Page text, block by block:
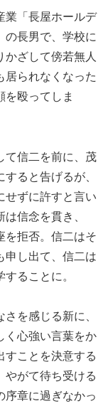
業「長屋ホールデ
の長男で、学校に
かざして傍若無人
居られなくなった
を殴ってしま
て信二を前に、茂
ると告げるが、
せずに許すと言い
信念を貫き、
を拒否。信二はそ
申し出て、信二は
ることに。
を感じる新に、
く心強い言葉をか
すことを決意する
がて待ち受ける
序章に過ぎなかっ